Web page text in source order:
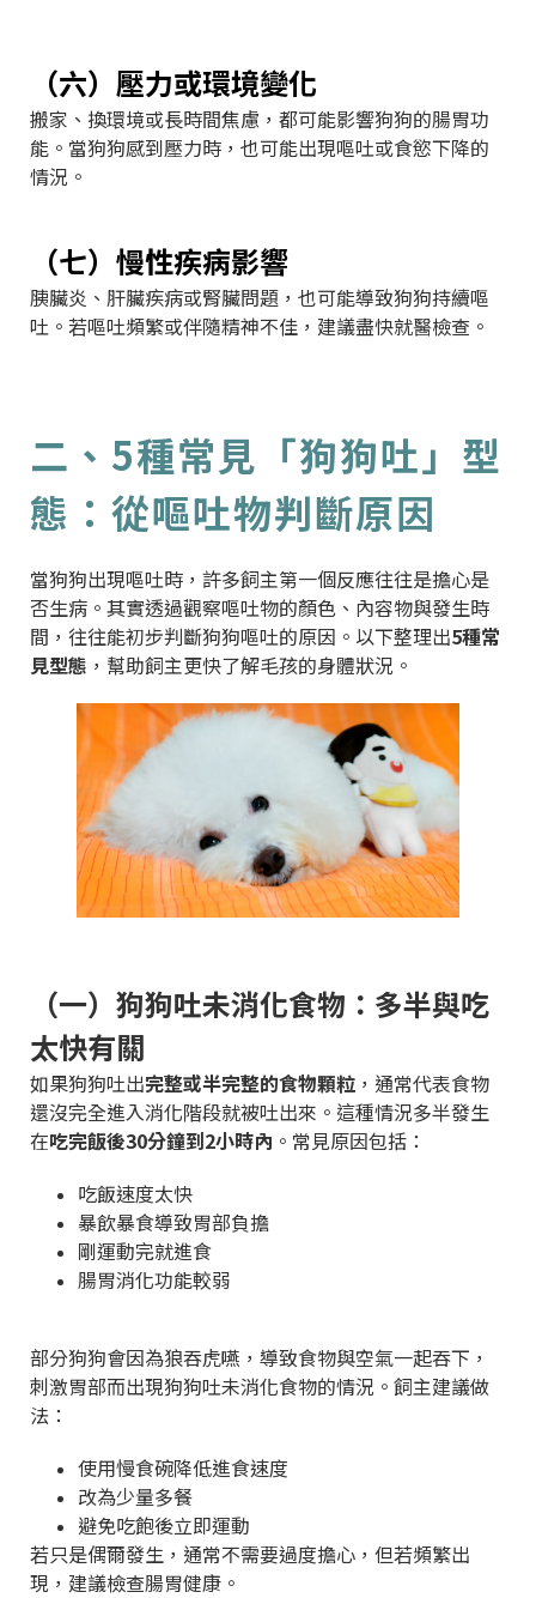
（六）壓力或環境變化
搬家、換環境或長時間焦慮，都可能影響狗狗的腸胃功
能。當狗狗感到壓力時，也可能出現嘔吐或食慾下降的
情況。
（七）慢性疾病影響
胰臟炎、肝臟疾病或腎臟問題，也可能導致狗狗持續嘔
吐。若嘔吐頻繁或伴隨精神不佳，建議盡快就醫檢查。
二、5種常見「狗狗吐」型
態：從嘔吐物判斷原因
當狗狗出現嘔吐時，許多飼主第一個反應往往是擔心是
否生病。其實透過觀察嘔吐物的顏色、內容物與發生時
間，往往能初步判斷狗狗嘔吐的原因。以下整理出5種常
見型態 ，幫助飼主更快了解毛孩的身體狀況。
（一）狗狗吐未消化食物：多半與吃
太快有關
如果狗狗吐出完整或半完整的食物顆粒 ，通常代表食物
還沒完全進入消化階段就被吐出來。這種情況多半發生
在吃完飯後30分鐘到2小時內 。常見原因包括：
吃飯速度太快
暴飲暴食導致胃部負擔
剛運動完就進食
腸胃消化功能較弱
部分狗狗會因為狼吞虎嚥，導致食物與空氣一起吞下，
刺激胃部而出現狗狗吐未消化食物的情況。飼主建議做
法：
使用慢食碗降低進食速度
改為少量多餐
避免吃飽後立即運動
若只是偶爾發生，通常不需要過度擔心，但若頻繁出
現，建議檢查腸胃健康。